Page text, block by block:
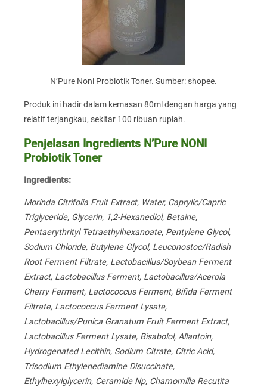
N’Pure Noni Probiotik Toner. Sumber: shopee.
Produk ini hadir dalam kemasan 80ml dengan harga yang
relatif terjangkau, sekitar 100 ribuan rupiah.
Penjelasan Ingredients N’Pure NONI
Probiotik Toner
Ingredients:
Morinda Citrifolia Fruit Extract, Water, Caprylic/Capric
Triglyceride, Glycerin, 1,2-Hexanediol, Betaine,
Pentaerythrityl Tetraethylhexanoate, Pentylene Glycol,
Sodium Chloride, Butylene Glycol, Leuconostoc/Radish
Root Ferment Filtrate, Lactobacillus/Soybean Ferment
Extract, Lactobacillus Ferment, Lactobacillus/Acerola
Cherry Ferment, Lactococcus Ferment, Bifida Ferment
Filtrate, Lactococcus Ferment Lysate,
Lactobacillus/Punica Granatum Fruit Ferment Extract,
Lactobacillus Ferment Lysate, Bisabolol, Allantoin,
Hydrogenated Lecithin, Sodium Citrate, Citric Acid,
Trisodium Ethylenediamine Disuccinate,
Ethylhexylglycerin, Ceramide Np, Chamomilla Recutita